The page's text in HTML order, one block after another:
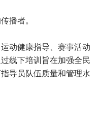
者。
动健康指导、赛事活动
线下培训旨在加强全民
导员队伍质量和管理水